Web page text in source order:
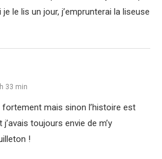
le lis un jour, j’emprunterai la liseuse
33 min
mais sinon l’histoire est
toujours envie de m’y
!